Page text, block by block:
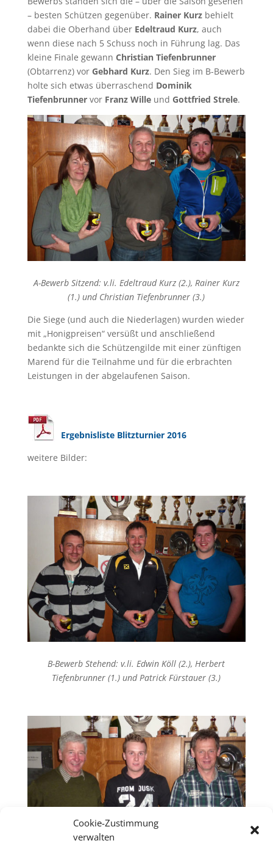
Cookie-Zustimmung
verwalten
– besten Schützen gegenüber. Rainer Kurzbehielt
dabei die Oberhand über Edeltraud Kurz, auch
wenn diese nach 5 Schuss noch in Führung lag. Das
kleine Finale gewann Christian Tiefenbrunner
(Obtarrenz) vor Gebhard Kurz. Den Sieg im B-Bewerb
holte sich etwas überraschend Dominik
Tiefenbrunner vorFranz Wille und Gottfried Strele.
A-Bewerb Sitzend: v.li. Edeltraud Kurz (2.), Rainer Kurz
(1.) und Christian Tiefenbrunner (3.)
Die Siege (und auch die Niederlagen) wurden wieder
mit „Honigpreisen“ versüßt und anschließend
bedankte sich die Schützengilde mit einer zünftigen
Marend für die Teilnahme und für die erbrachten
Leistungen in der abgelaufenen Saison.
Ergebnisliste Blitzturnier 2016
weitere Bilder:
B-Bewerb Stehend: v.li. Edwin Köll (2.), Herbert
Tiefenbrunner (1.) und Patrick Fürstauer (3.)